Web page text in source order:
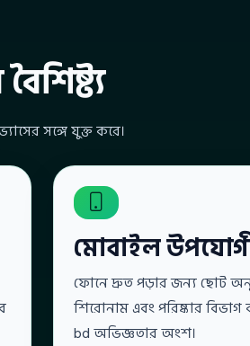
সঙ্গে যুক্ত করে।
মোবাইল
ফোনে দ্রুত পড়ার জন্য ছোট
শিরোনাম এবং পরিষ্কার
bd অভিজ্ঞতার অংশ।